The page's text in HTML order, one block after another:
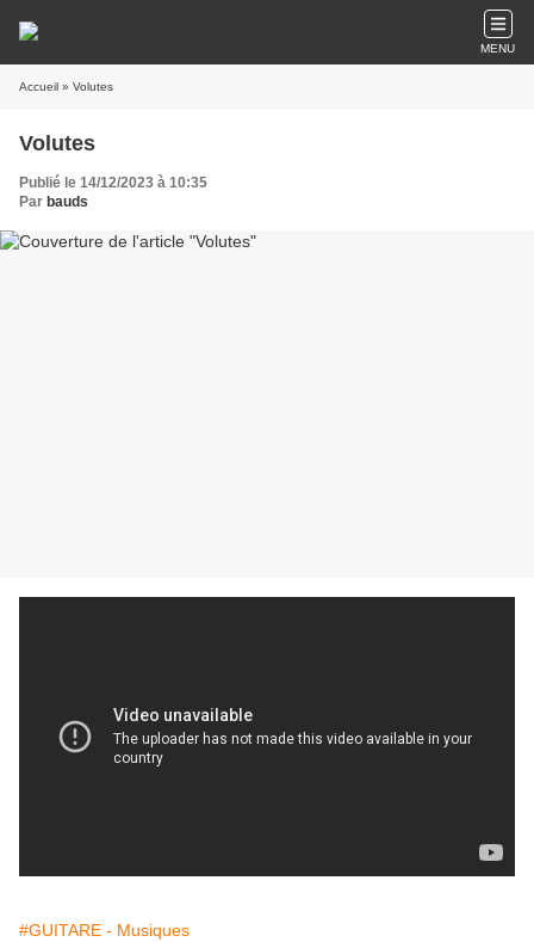
MENU
Accueil » Volutes
Volutes
Publié le 14/12/2023 à 10:35
Par bauds
#GUITARE - Musiques